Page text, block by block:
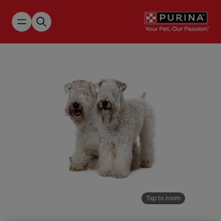
Tap to zoom